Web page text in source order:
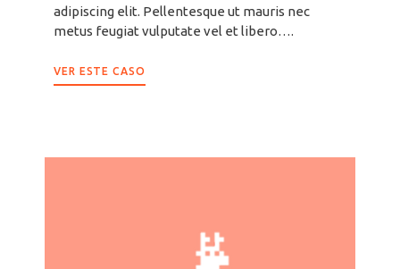
adipiscing elit. Pellentesque ut mauris nec
metus feugiat vulputate vel et libero….
VER ESTE CASO